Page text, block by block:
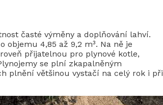
časté výměny a doplňování lahví.
4,85 až 9,2 m³. Na ně je
přijatelnou pro plynové kotle,
se plní zkapalněným
plnění většinou vystačí na celý rok i při